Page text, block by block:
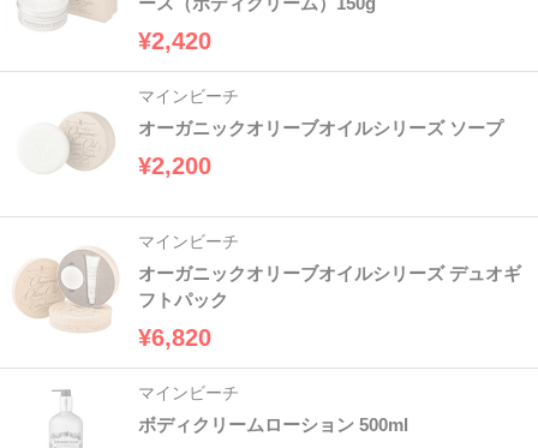
¥2,420
マインビーチ
オーガニックオリーブオイルシリーズ ソープ
¥2,200
マインビーチ
オーガニックオリーブオイルシリーズ デュオギ
フトパック
¥6,820
マインビーチ
ボディクリームローション 500ml